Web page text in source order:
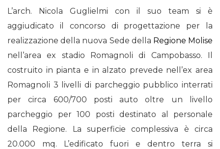
L’arch. Nicola Guglielmi con il suo team si è
aggiudicato il concorso di progettazione per la
realizzazione della nuova Sede della Regione Molise
nell’area ex stadio Romagnoli di Campobasso. Il
costruito in pianta e in alzato prevede nell’ex area
Romagnoli 3 livelli di parcheggio pubblico interrati
per circa 600/700 posti auto oltre un livello
parcheggio per 100 posti destinato al personale
della Regione. La superficie complessiva è circa
20.000 mq. L’edificato fuori e dentro terra si